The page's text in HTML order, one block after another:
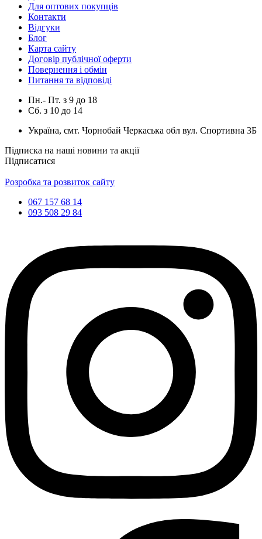
Для оптових покупців
Контакти
Відгуки
Блог
Карта сайту
Договір публічної оферти
Повернення і обмін
Питання та відповіді
Пн.- Пт. з 9 до 18
Сб. з 10 до 14
Україна, смт. Чорнобай Черкаська обл вул. Спортивна 3Б
Підписка на наші новини та акції
Підписатися
Розробка та розвиток сайту
067 157 68 14
093 508 29 84